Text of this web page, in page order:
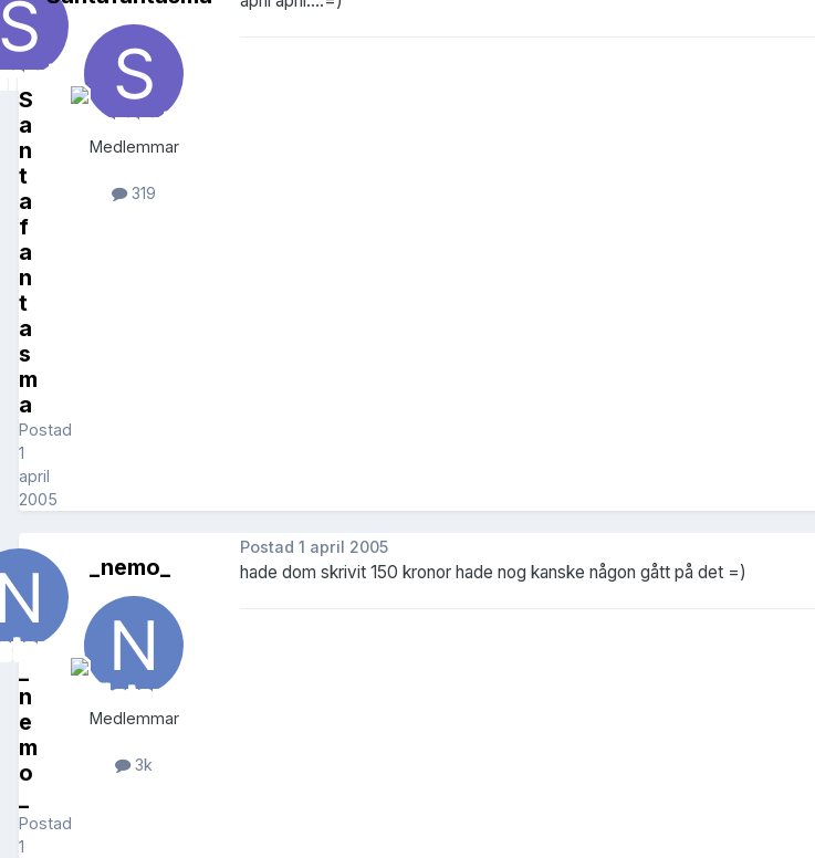
S
a
n
t
a
f
a
n
t
a
s
m
a
Postad
1
april
2005
Medlemmar
319
_
n
e
m
o
_
Postad
1
_nemo_
Medlemmar
3k
Postad 1 april 2005
hade dom skrivit 150 kronor hade nog kanske någon gått på det =)